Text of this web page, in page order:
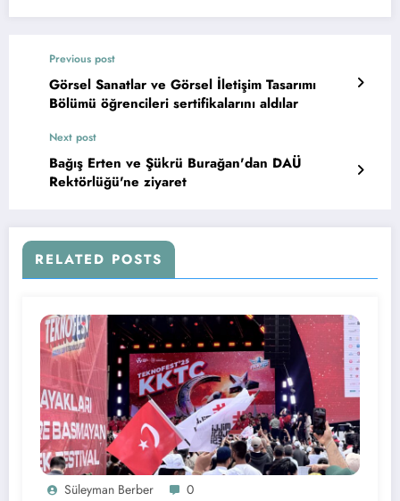
Previous post
Görsel Sanatlar ve Görsel İletişim Tasarımı
Bölümü öğrencileri sertifikalarını aldılar
Next post
Bağış Erten ve Şükrü Burağan'dan DAÜ
Rektörlüğü'ne ziyaret
RELATED POSTS
Süleyman Berber 0